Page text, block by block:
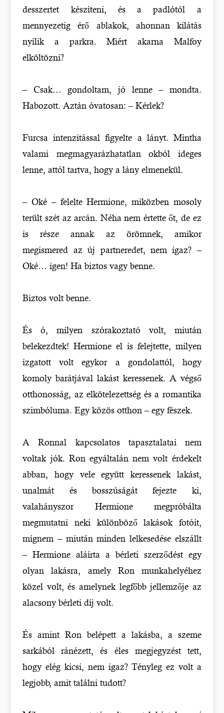
desszertet készíteni, és a padlótól a
mennyezetig érő ablakok, ahonnan kilátás
nyílik a parkra. Miért akarna Malfoy
elköltözni?
– Csak… gondoltam, jó lenne – mondta.
Habozott. Aztán óvatosan: – Kérlek?
Furcsa intenzitással figyelte a lányt. Mintha
valami megmagyarázhatatlan okból ideges
lenne, attól tartva, hogy a lány elmenekül.
– Oké – felelte Hermione, miközben mosoly
terült szét az arcán. Néha nem értette őt, de ez
is része annak az örömnek, amikor
megismered az új partneredet, nem igaz? –
Oké… igen! Ha biztos vagy benne.
Biztos volt benne.
És ó, milyen szórakoztató volt, miután
belekezdtek! Hermione el is felejtette, milyen
izgatott volt egykor a gondolattól, hogy
komoly barátjával lakást keressenek. A végső
otthonosság, az elkötelezettség és a romantika
szimbóluma. Egy közös otthon – egy fészek.
A Ronnal kapcsolatos tapasztalatai nem
voltak jók. Ron egyáltalán nem volt érdekelt
abban, hogy vele együtt keressenek lakást,
unalmát és bosszúságát fejezte ki,
valahányszor Hermione megpróbálta
megmutatni neki különböző lakások fotóit,
mígnem – miután minden lelkesedése elszállt
– Hermione aláírta a bérleti szerződést egy
olyan lakásra, amely Ron munkahelyéhez
közel volt, és amelynek legfőbb jellemzője az
alacsony bérleti díj volt.
És amint Ron belépett a lakásba, a szeme
sarkából ránézett, és éles megjegyzést tett,
hogy elég kicsi, nem igaz? Tényleg ez volt a
legjobb, amit találni tudott?